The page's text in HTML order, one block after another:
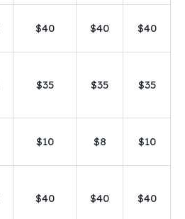
$40 $40 $40
$35 $35 $35
$10 $8 $10
$40 $40 $40